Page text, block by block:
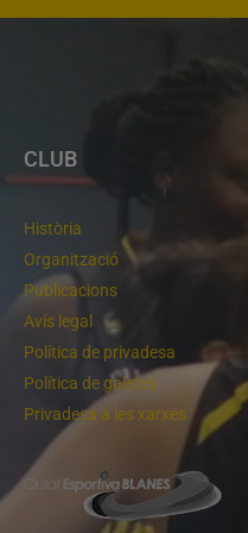
CLUB
Història
Organització
Publicacions
Avís legal
Política de privadesa
Política de galetes
Privadesa a les xarxes
lluitant pel primer lloc